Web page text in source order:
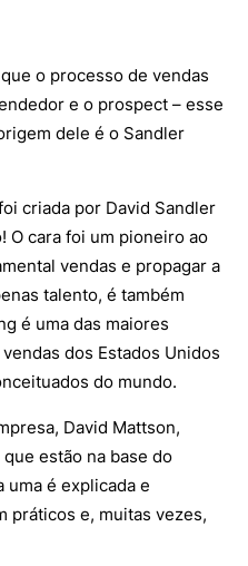
o processo de vendas
e o prospect – esse
dele é o Sandler
criada por David Sandler
O cara foi um pioneiro ao
vendas e propagar a
talento, é também
é uma das maiores
dos Estados Unidos
do mundo.
David Mattson,
estão na base do
uma é explicada e
práticos e, muitas vezes,